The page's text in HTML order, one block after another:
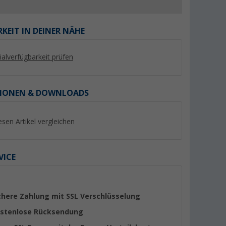
IN DEINER NÄHE
prüfen
& DOWNLOADS
Artikel vergleichen
Zahlung mit SSL Verschlüsselung
Rücksendung
100)